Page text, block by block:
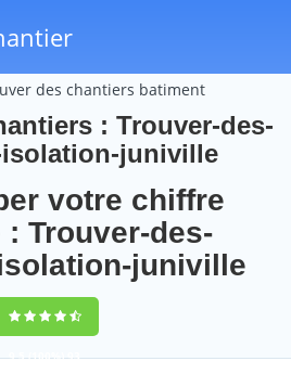
des chantiers batiment
: Trouver-des-
juniville
votre chiffre
Trouver-des-
juniville
9,5(100%)93